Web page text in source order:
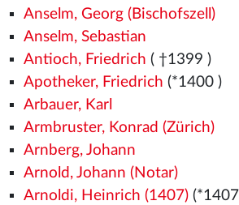
Anselm, Georg (Bischofszell)
Anselm, Sebastian
Antioch, Friedrich ( †1399 )
Apotheker, Friedrich (*1400 )
Arbauer, Karl
Armbruster, Konrad (Zürich)
Arnberg, Johann
Arnold, Johann (Notar)
Arnoldi, Heinrich (1407)(*1407